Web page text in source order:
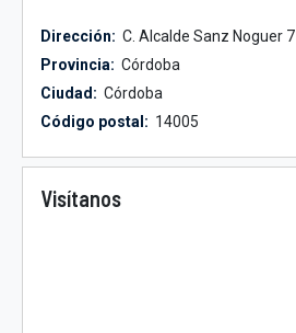
Dirección: C. Alcalde Sanz Noguer 7
Provincia: Córdoba
Ciudad: Córdoba
Código postal: 14005
Visítanos